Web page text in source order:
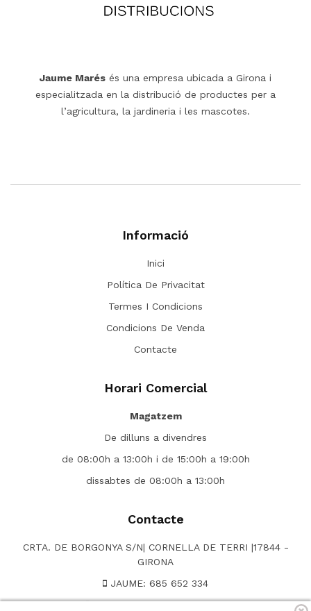
Jaume Marés és una empresa ubicada a Girona i
especialitzada en la distribució de productes per a
l’agricultura, la jardineria i les mascotes.
Informació
Inici
Política De Privacitat
Termes I Condicions
Condicions De Venda
Contacte
Horari Comercial
Magatzem
De dilluns a divendres
de 08:00h a 13:00h i de 15:00h a 19:00h
dissabtes de 08:00h a 13:00h
Contacte
CRTA. DE BORGONYA S/N| CORNELLA DE TERRI |17844 -
GIRONA
JAUME: 685 652 334
NEUS OFICINA: 635 099 235